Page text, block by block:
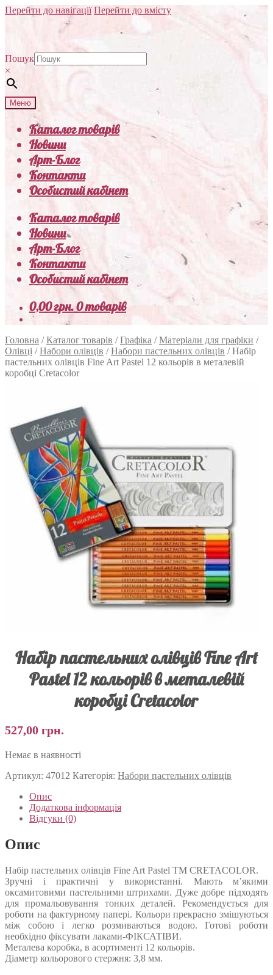
Перейти до навігації Перейти до вмісту
Пошук
×
Меню
Каталог товарів
Новини
Арт-Блог
Контакти
Особистий кабінет
Каталог товарів
Новини
Арт-Блог
Контакти
Особистий кабінет
0,00грн.0 товарів
Головна /Каталог товарів /Графіка /Матеріали для графіки /
Олівці /Набори олівців /Набори пастельних олівців /Набір
пастельних олівців Fine Art Pastel 12 кольорів в металевій
коробці Cretacolor
Набір пастельних олівців Fine Art
Pastel 12 кольорів в металевій
коробці Cretacolor
527,00 грн.
Немає в наявності
Артикул: 47012 Категорія: Набори пастельних олівців
Опис
Додаткова інформація
Відгуки (0)
Опис
Набір пастельних олівців Fine Art Pastel ТМ CRETACOLOR.
Зручні і практичні у використанні. Мають м’якими
оксамитовими пастельними штрихами. Дуже добре підходять
для промальовування тонких деталей. Рекомендується для
роботи на фактурному папері. Кольори прекрасно змішуються
між собою і легко розмиваються водою. Готові роботи
необхідно фіксувати лаками-ФІКСАТІВИ.
Металева коробка, в асортименті 12 кольорів.
Діаметр кольорового стержня: 3,8 мм.